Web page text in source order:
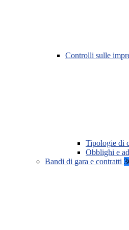
Controlli sulle
Tipologie di
Obblighi e
Bandi di gara e contratti